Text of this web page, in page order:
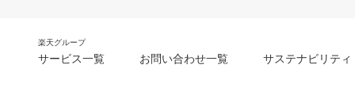
楽天グループ
サービス一覧 お問い合わせ一覧 サステナビリティ